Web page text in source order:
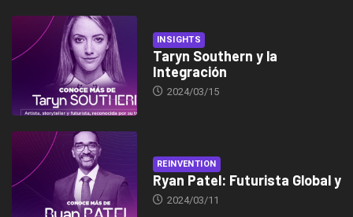
INSIGHTS
Taryn Southern y la
Integración
2024/03/15
REINVENTION
Ryan Patel: Futurista Global y
2024/03/11